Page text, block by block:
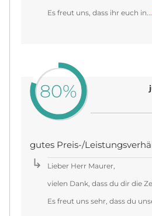
Es freut uns, dass ihr euch in...
80%
gutes Preis-/
Lieber Herr Maurer,
vielen Dank, dass du dir die
Es freut uns sehr, dass du